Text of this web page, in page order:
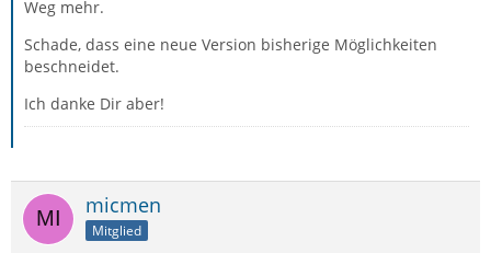
Weg mehr.
Schade, dass eine neue Version bisherige Möglichkeiten
beschneidet.
Ich danke Dir aber!
micmen
Mitglied